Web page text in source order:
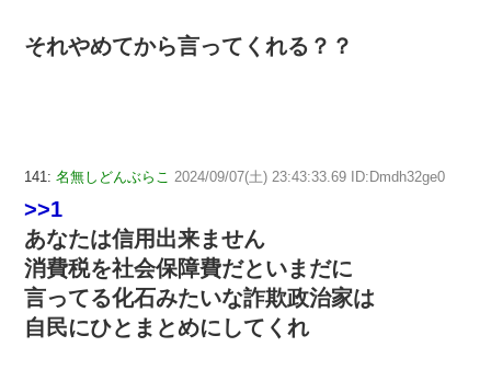
それやめてから言ってくれる？？
141: 名無しどんぶらこ 2024/09/07(土) 23:43:33.69 ID:Dmdh32ge0
>>1
あなたは信用出来ません
消費税を社会保障費だといまだに
言ってる化石みたいな詐欺政治家は
自民にひとまとめにしてくれ